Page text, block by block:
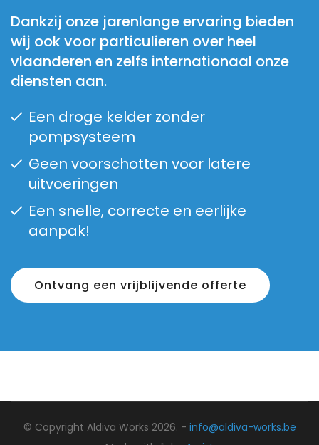
Dankzij onze jarenlange ervaring bieden
wij ook voor particulieren over heel
vlaanderen en zelfs internationaal onze
diensten aan.
Een droge kelder zonder
pompsysteem
Geen voorschotten voor latere
uitvoeringen
Een snelle, correcte en eerlijke
aanpak!
Ontvang een vrijblijvende offerte
© Copyright Aldiva Works 2026. - info@aldiva-works.be